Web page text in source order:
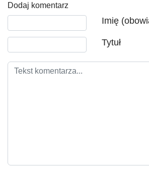
Dodaj komentarz
Imię
Tytuł
Tekst komentarza